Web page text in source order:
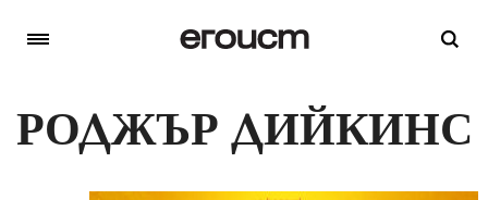
РОДЖЪР ДИЙКИНС